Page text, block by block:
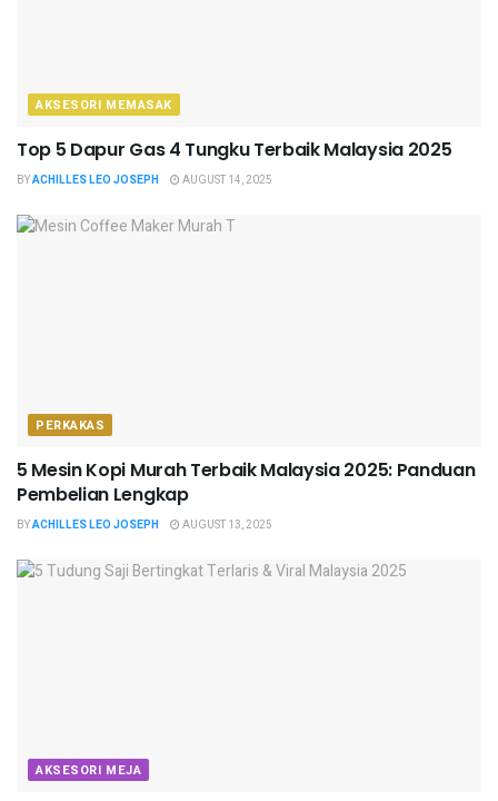
AKSESORI MEMASAK
Top 5 Dapur Gas 4 Tungku Terbaik Malaysia 2025
BYACHILLES LEO JOSEPH AUGUST 14, 2025
PERKAKAS
5 Mesin Kopi Murah Terbaik Malaysia 2025: Panduan
Pembelian Lengkap
BYACHILLES LEO JOSEPH AUGUST 13, 2025
AKSESORI MEJA